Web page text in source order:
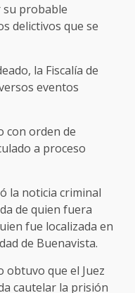
su probable
delictivos que se
la Fiscalía de
eventos
con orden de
a proceso
la noticia criminal
de quien fuera
fue localizada en
de Buenavista.
obtuvo que el Juez
cautelar la prisión